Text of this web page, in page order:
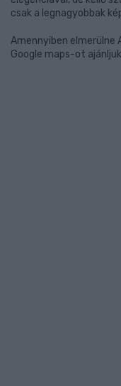
csak a legnagyobbak
Amennyiben elmerülne
Google maps-ot